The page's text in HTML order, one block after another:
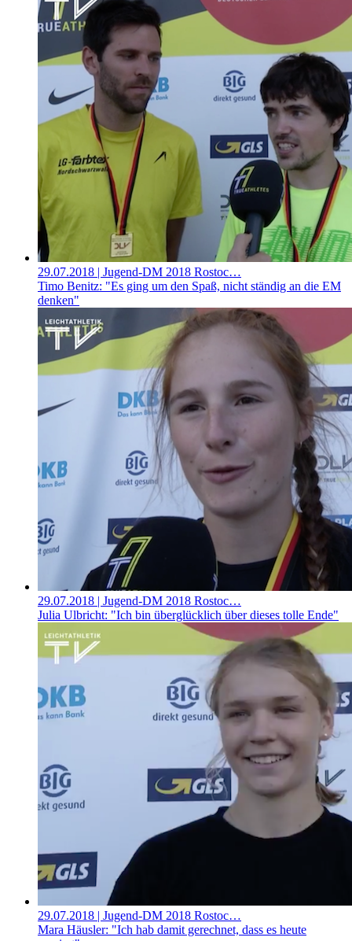
29.07.2018 | Jugend-DM 2018 Rostoc…
Timo Benitz: "Es ging um den Spaß, nicht ständig an die EM
denken"
29.07.2018 | Jugend-DM 2018 Rostoc…
Julia Ulbricht: "Ich bin überglücklich über dieses tolle Ende"
29.07.2018 | Jugend-DM 2018 Rostoc…
Mara Häusler: "Ich hab damit gerechnet, dass es heute